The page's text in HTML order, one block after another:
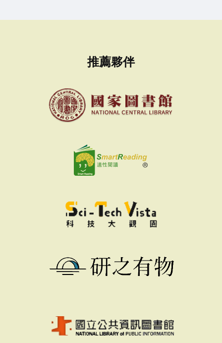
推薦夥伴